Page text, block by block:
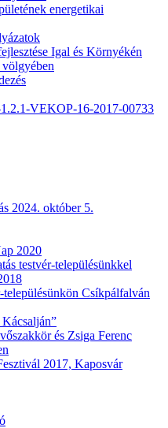
energetikai
Igal és Környékén
völgyében
VEKOP-16-2017-00733
2024. október 5.
2020
testvér-településünkkel
településünkön Csíkpálfalván
és Zsiga Ferenc
2017, Kaposvár